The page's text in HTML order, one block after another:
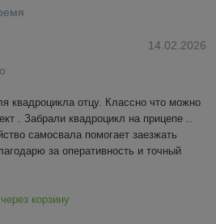
14.02.2026
квадроцикла отцу. Классно что можно
. Забрали квадроцикл на прицепе ..
самосвала помогает заезжать
за оперативность и точный
корзину